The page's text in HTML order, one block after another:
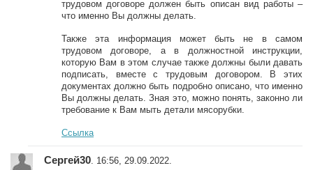
трудовом договоре должен быть описан вид работы –
что именно Вы должны делать.
Также эта информация может быть не в самом
трудовом договоре, а в должностной инструкции,
которую Вам в этом случае также должны были давать
подписать, вместе с трудовым договором. В этих
документах должно быть подробно описано, что именно
Вы должны делать. Зная это, можно понять, законно ли
требование к Вам мыть детали мясорубки.
Ссылка
Сергей30 . 16:56, 29.09.2022.